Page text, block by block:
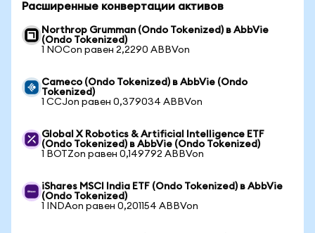
Расширенные конвертации активов
Northrop Grumman (Ondo Tokenized) в AbbVie
(Ondo Tokenized)
1 NOCon равен 2,2290 ABBVon
Cameco (Ondo Tokenized) в AbbVie (Ondo
Tokenized)
1 CCJon равен 0,379034 ABBVon
Global X Robotics & Artificial Intelligence ETF
(Ondo Tokenized) в AbbVie (Ondo Tokenized)
1 BOTZon равен 0,149792 ABBVon
iShares MSCI India ETF (Ondo Tokenized) в AbbVie
(Ondo Tokenized)
1 INDAon равен 0,201154 ABBVon